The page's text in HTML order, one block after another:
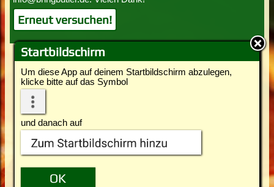
Startbildschirm
Um diese App auf deinem Startbildschirm abzulegen,
klicke bitte auf das Symbol
und danach auf
Erneut versuchen!